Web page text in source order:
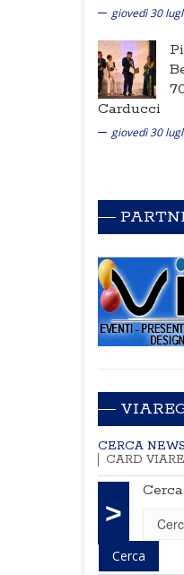
giovedì 30
Carducci
giovedì 30
CERCA NEWS
CARD
>